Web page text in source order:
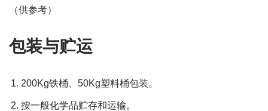
（供参考）
包装与贮运
200Kg铁桶、50Kg塑料桶包装。
按一般化学品贮存和运输。